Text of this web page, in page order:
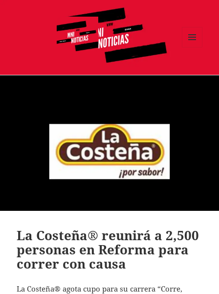
La Costeña® reunirá a 2,500
personas en Reforma para
correr con causa
La Costeña® agota cupo para su carrera “Corre,